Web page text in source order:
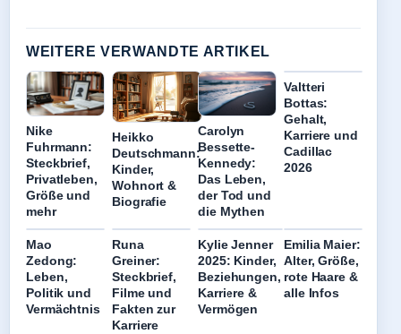
WEITERE VERWANDTE ARTIKEL
Nike
Fuhrmann:
Steckbrief,
Privatleben,
Größe und
mehr
Heikko
Deutschmann:
Kinder,
Wohnort &
Biografie
Carolyn
Bessette-
Kennedy:
Das Leben,
der Tod und
die Mythen
Valtteri
Bottas:
Gehalt,
Karriere und
Cadillac
2026
Mao
Zedong:
Leben,
Politik und
Vermächtnis
Runa
Greiner:
Steckbrief,
Filme und
Fakten zur
Karriere
Kylie Jenner
2025: Kinder,
Beziehungen,
Karriere &
Vermögen
Emilia Maier:
Alter, Größe,
rote Haare &
alle Infos